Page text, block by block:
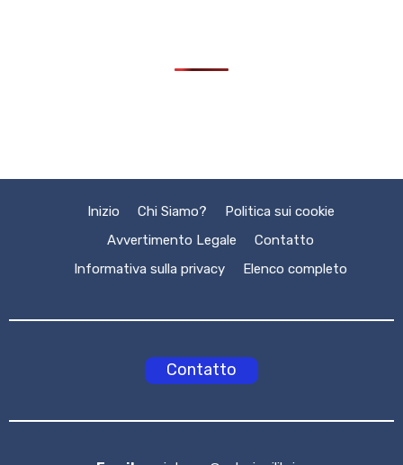
Inizio Chi Siamo?
Politica sui cookie
Avvertimento Legale
Contatto
Informativa sulla privacy
Elenco completo
Contatto